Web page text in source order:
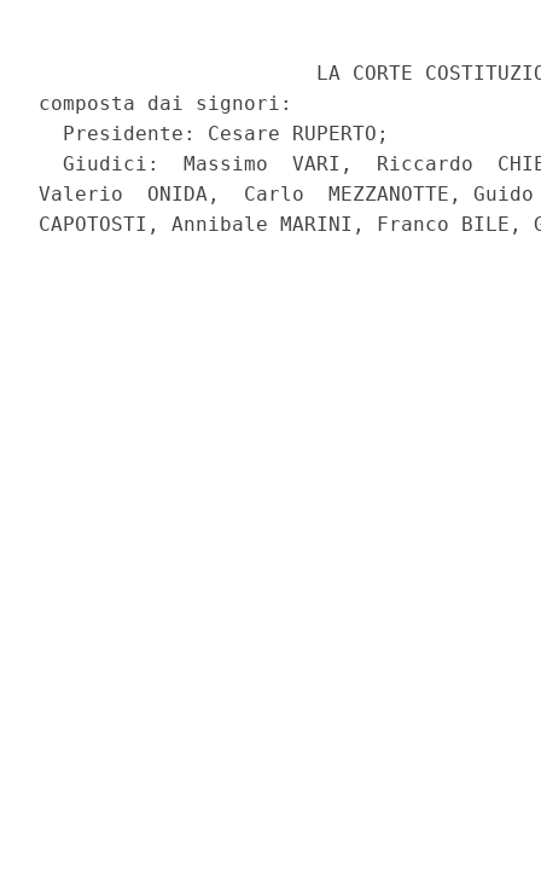
LA CORTE
composta dai signori:
  Presidente: Cesare RUPERTO;
Giudici:  Massimo  VARI,  Riccardo
Valerio  ONIDA,  Carlo  MEZZANOTTE,